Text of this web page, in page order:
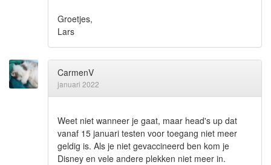
Groetjes,
Lars
CarmenV
januari 2022
Weet niet wanneer je gaat, maar head's up dat
vanaf 15 januari testen voor toegang niet meer
geldig is. Als je niet gevaccineerd ben kom je
Disney en vele andere plekken niet meer in.